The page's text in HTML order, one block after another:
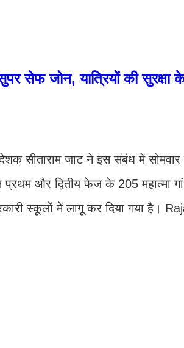
सेफ जोन, यात्रियों की सुरक्षा
सीताराम जाट ने इस संबंध में
और द्वितीय फेज के 205 महात्मा
स्कूलों में लागू कर दिया गया है।